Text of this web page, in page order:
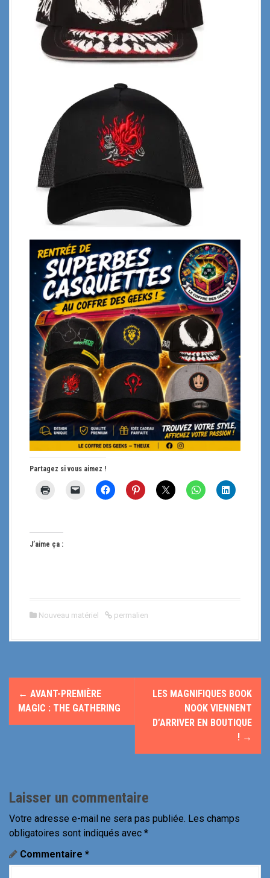
Partagez si vous aimez !
J’aime ça :
Nouveau matériel permalien
N
a
t
i
← AVANT-PREMIÈRE
MAGIC : THE GATHERING
LES MAGNIFIQUES BOOK
NOOK VIENNENT
D’ARRIVER EN BOUTIQUE
! →
Laisser un commentaire
Votre adresse e-mail ne sera pas publiée. Les champs
obligatoires sont indiqués avec *
Commentaire *